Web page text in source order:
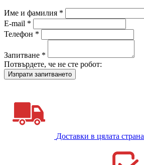
Име и фамилия *
E-mail *
Телефон *
Запитване *
Потвърдете, че не сте робот:
Доставки в цялата страна